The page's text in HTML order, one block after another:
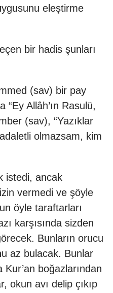
eleştirme
bir hadis şunları
(sav) bir pay
“Ey Allâh’ın Rasulü,
(sav), “Yazıklar
olmazsam, kim
istedi, ancak
vermedi ve şöyle
öyle taraftarları
karşısında sizden
Bunların orucu
az bulacak. Bunlar
boğazlarından
okun avı delip çıkıp